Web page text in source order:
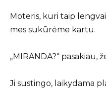
Moteris, kuri taip
mes sukūrėme kartu.
„MIRANDA?“ pasakiau,
Ji sustingo, laikydama